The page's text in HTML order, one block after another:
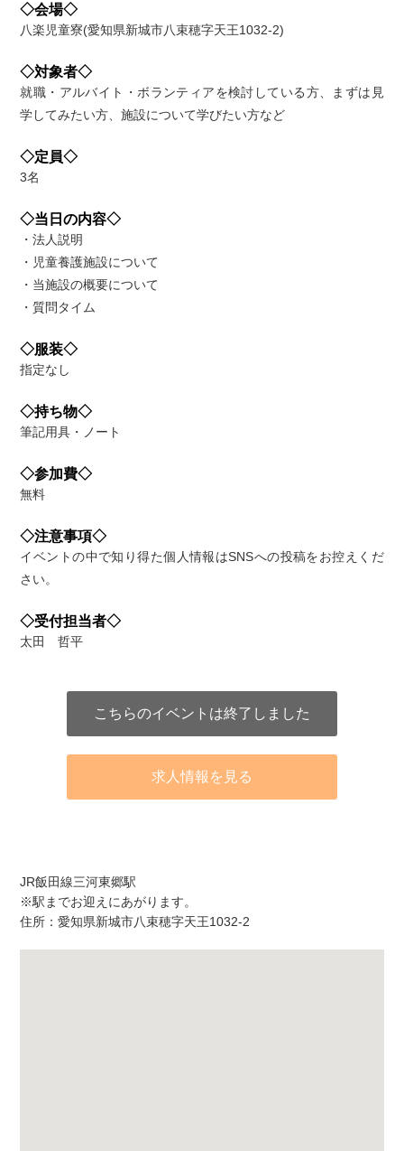
◇会場◇
八楽児童寮(愛知県新城市八束穂字天王1032-2)
◇対象者◇
就職・アルバイト・ボランティアを検討している方、まずは見
学してみたい方、施設について学びたい方など
◇定員◇
3名
◇当日の内容◇
・法人説明
・児童養護施設について
・当施設の概要について
・質問タイム
◇服装◇
指定なし
◇持ち物◇
筆記用具・ノート
◇参加費◇
無料
◇注意事項◇
イベントの中で知り得た個人情報はSNSへの投稿をお控えくだ
さい。
◇受付担当者◇
太田 哲平
こちらのイベントは終了しました
求人情報を見る
JR飯田線三河東郷駅
※駅までお迎えにあがります。
住所：愛知県新城市八束穂字天王1032-2